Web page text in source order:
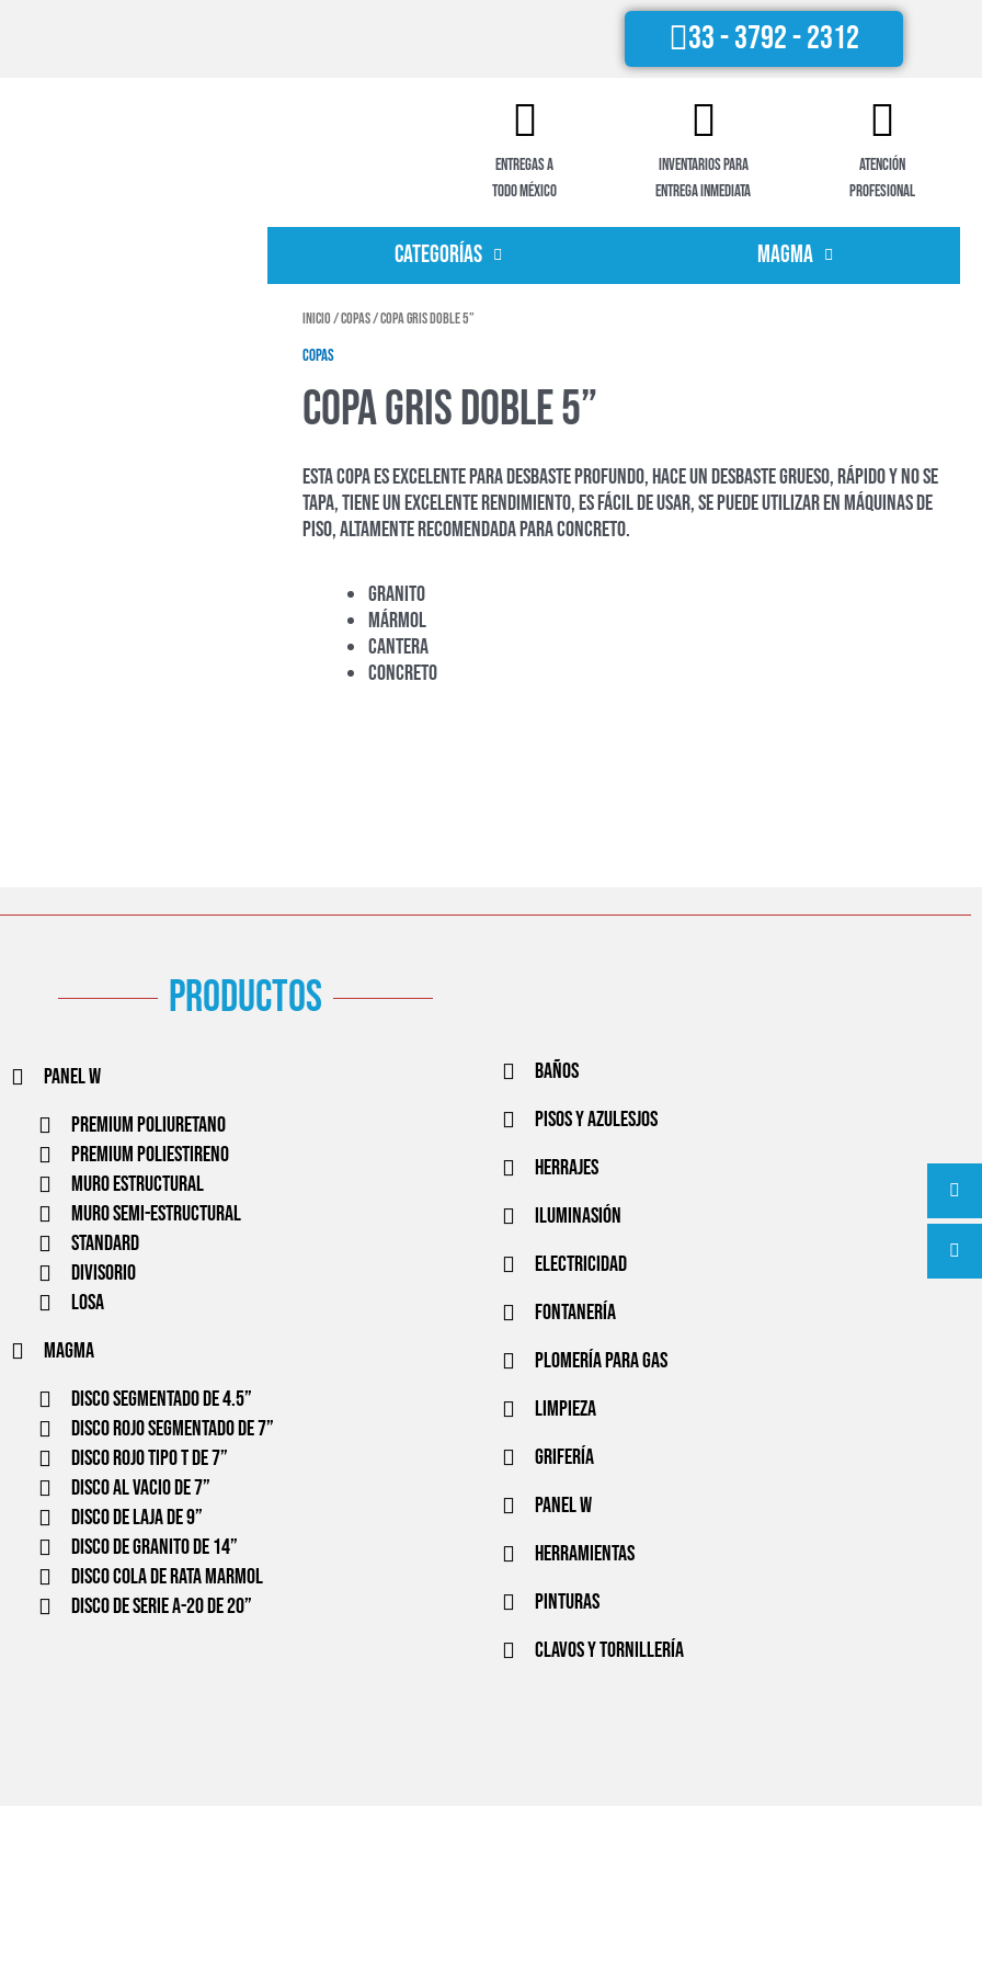
33 - 3792 - 2312
Entregas a
todo México
Inventarios para
entrega inmediata
Atención
profesional
Categorías Magma
Inicio/Copas/ Copa gris doble 5”
Copas
Copa gris doble 5”
Esta copa es excelente para desbaste profundo, hace un desbaste grueso, rápido y no se
tapa, tiene un excelente rendimiento, es fácil de usar, se puede utilizar en máquinas de
piso, altamente recomendada para concreto.
Granito
Mármol
Cantera
Concreto
productos
Panel w
PREMIUM POLIURETANO
PREMIUM POLIESTIRENO
MURO ESTRUCTURAL
MURO SEMI-ESTRUCTURAL
STANDARD
DIVISORIO
LOSA
Magma
Disco segmentado de 4.5”
Disco Rojo segmentado de 7”
Disco rojo tipo T de 7”
Disco al vacio de 7”
Disco de laja de 9”
Disco de granito de 14”
Disco cola de rata Marmol
Disco de serie A-20 de 20”
Baños
Pisos y azulesjos
Herrajes
Iluminasión
Electricidad
Fontanería
Plomería para gas
Limpieza
Grifería
Panel w
Herramientas
Pinturas
Clavos y tornillería